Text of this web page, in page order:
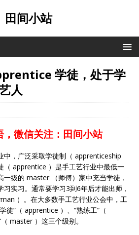
田间小站
学徒，处于学
人
，微信关注：田间小站
中，广泛采取学徒制（ apprenticeship
（ apprentice ）是手工艺行业中最低一
一级的 master （师傅）家中充当学徒，
实习。通常要学习3到6年后才能出师，
）。在大多数手工艺行业公会中，工
徒”（ apprentice ）、“熟练工”（
master ）这三个级别。